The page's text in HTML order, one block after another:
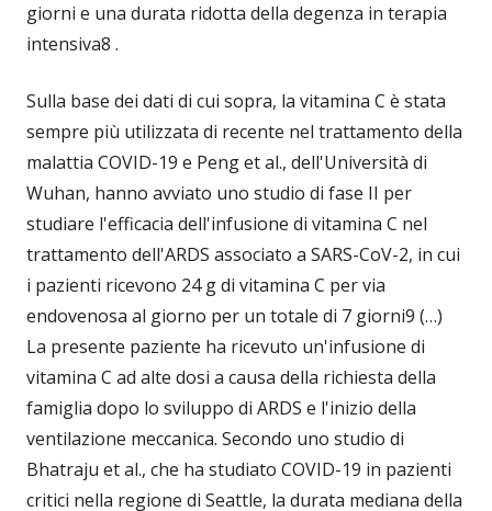
giorni e una durata ridotta della degenza in terapia
intensiva8 .
Sulla base dei dati di cui sopra, la vitamina C è stata
sempre più utilizzata di recente nel trattamento della
malattia COVID-19 e Peng et al., dell'Università di
Wuhan, hanno avviato uno studio di fase II per
studiare l'efficacia dell'infusione di vitamina C nel
trattamento dell'ARDS associato a SARS-CoV-2, in cui
i pazienti ricevono 24 g di vitamina C per via
endovenosa al giorno per un totale di 7 giorni9 (…)
La presente paziente ha ricevuto un'infusione di
vitamina C ad alte dosi a causa della richiesta della
famiglia dopo lo sviluppo di ARDS e l'inizio della
ventilazione meccanica. Secondo uno studio di
Bhatraju et al., che ha studiato COVID-19 in pazienti
critici nella regione di Seattle, la durata mediana della